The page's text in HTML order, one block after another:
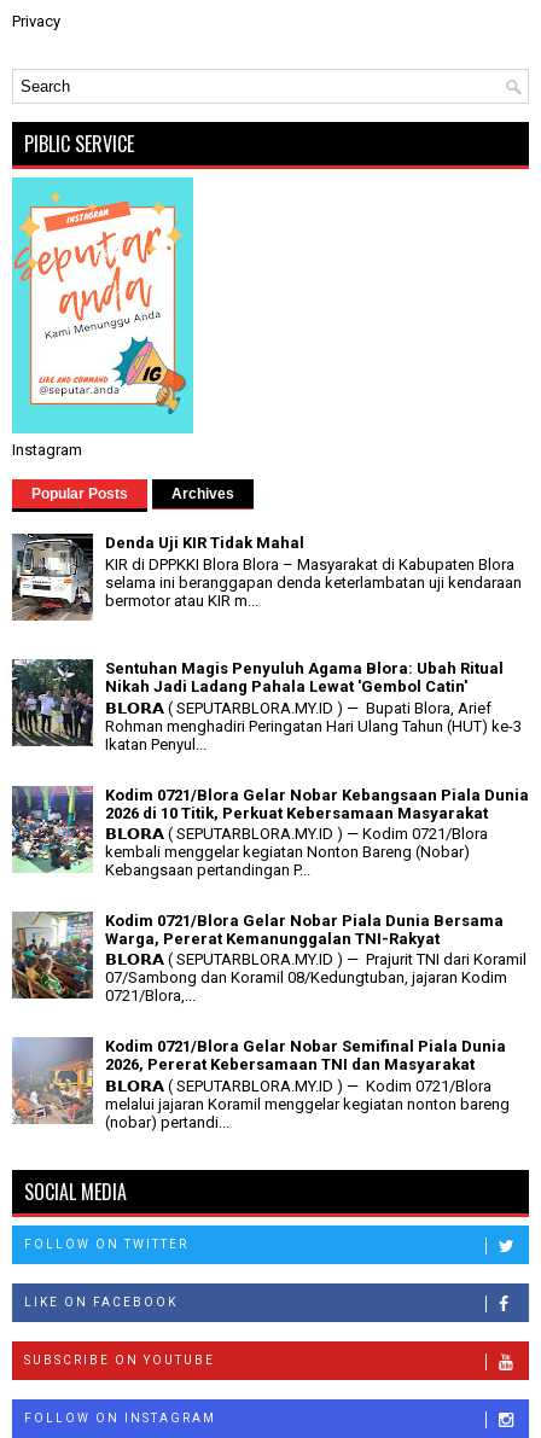
Privacy
PIBLIC SERVICE
Instagram
Popular Posts Archives
Denda Uji KIR Tidak Mahal
KIR di DPPKKI Blora Blora – Masyarakat di Kabupaten Blora
selama ini beranggapan denda keterlambatan uji kendaraan
bermotor atau KIR m...
Sentuhan Magis Penyuluh Agama Blora: Ubah Ritual
Nikah Jadi Ladang Pahala Lewat 'Gembol Catin'
𝗕𝗟𝗢𝗥𝗔 ( SEPUTARBLORA.MY.ID ) — Bupati Blora, Arief
Rohman menghadiri Peringatan Hari Ulang Tahun (HUT) ke-3
Ikatan Penyul...
Kodim 0721/Blora Gelar Nobar Kebangsaan Piala Dunia
2026 di 10 Titik, Perkuat Kebersamaan Masyarakat
𝗕𝗟𝗢𝗥𝗔 ( SEPUTARBLORA.MY.ID ) — Kodim 0721/Blora
kembali menggelar kegiatan Nonton Bareng (Nobar)
Kebangsaan pertandingan P...
Kodim 0721/Blora Gelar Nobar Piala Dunia Bersama
Warga, Pererat Kemanunggalan TNI-Rakyat
𝗕𝗟𝗢𝗥𝗔 ( SEPUTARBLORA.MY.ID ) — Prajurit TNI dari Koramil
07/Sambong dan Koramil 08/Kedungtuban, jajaran Kodim
0721/Blora,...
Kodim 0721/Blora Gelar Nobar Semifinal Piala Dunia
2026, Pererat Kebersamaan TNI dan Masyarakat
𝗕𝗟𝗢𝗥𝗔 ( SEPUTARBLORA.MY.ID ) — Kodim 0721/Blora
melalui jajaran Koramil menggelar kegiatan nonton bareng
(nobar) pertandi...
SOCIAL MEDIA
FOLLOW ON TWITTER
LIKE ON FACEBOOK
SUBSCRIBE ON YOUTUBE
FOLLOW ON INSTAGRAM